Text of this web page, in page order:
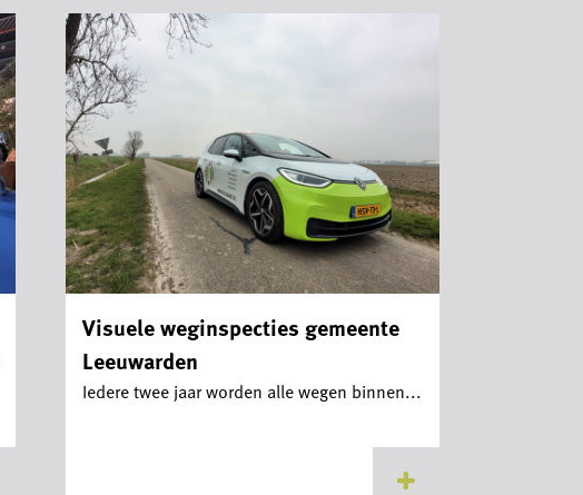
Visuele weginspecties gemeente
Leeuwarden
Iedere twee jaar worden alle wegen binnen...